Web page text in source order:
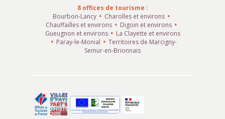
8 offices de tourisme :
Bourbon-Lancy
Charolles et environs
Chauffailles et environs
Digoin et environs
Gueugnon et environs
La Clayette et environs
Paray-le-Monial
Territoires de Marcigny-
Semur-en-Brionnais